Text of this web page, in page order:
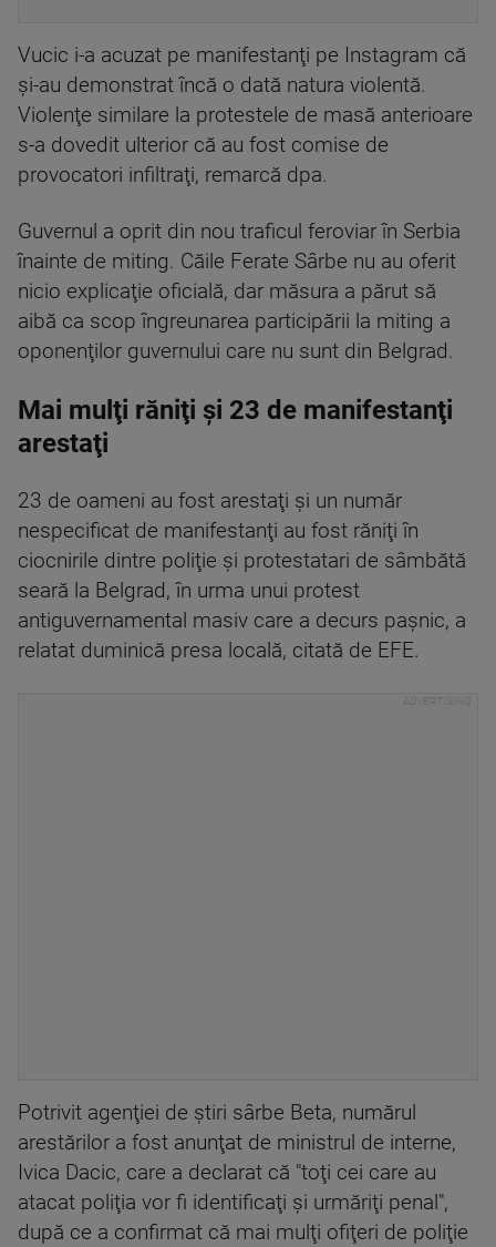
Vucic i-a acuzat pe manifestanţi pe Instagram că
şi-au demonstrat încă o dată natura violentă.
Violenţe similare la protestele de masă anterioare
s-a dovedit ulterior că au fost comise de
provocatori infiltraţi, remarcă dpa.
Guvernul a oprit din nou traficul feroviar în Serbia
înainte de miting. Căile Ferate Sârbe nu au oferit
nicio explicaţie oficială, dar măsura a părut să
aibă ca scop îngreunarea participării la miting a
oponenţilor guvernului care nu sunt din Belgrad.
Mai mulţi răniţi şi 23 de manifestanţi
arestaţi
23 de oameni au fost arestaţi şi un număr
nespecificat de manifestanţi au fost răniţi în
ciocnirile dintre poliţie şi protestatari de sâmbătă
seară la Belgrad, în urma unui protest
antiguvernamental masiv care a decurs paşnic, a
relatat duminică presa locală, citată de EFE.
Potrivit agenţiei de ştiri sârbe Beta, numărul
arestărilor a fost anunţat de ministrul de interne,
Ivica Dacic, care a declarat că "toţi cei care au
atacat poliţia vor fi identificaţi şi urmăriţi penal",
după ce a confirmat că mai mulţi ofiţeri de poliţie